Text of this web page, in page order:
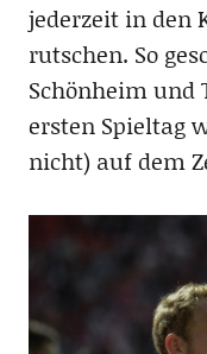
jederzeit in den
rutschen. So
Schönheim und
ersten Spieltag
nicht) auf dem